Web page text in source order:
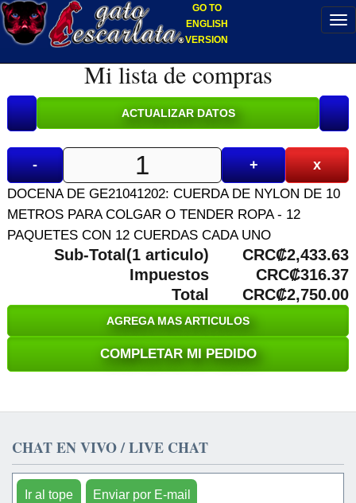
GO TO
ENGLISH
VERSION
Mi lista de compras
- + x
DOCENA DE GE21041202: CUERDA DE NYLON DE 10
METROS PARA COLGAR O TENDER ROPA - 12
PAQUETES CON 12 CUERDAS CADA UNO
Sub-Total(1 articulo)
CRC₡2,433.63
Impuestos
CRC₡316.37
Total
CRC₡2,750.00
AGREGA MAS ARTICULOS
COMPLETAR MI PEDIDO
CHAT EN VIVO / LIVE CHAT
Ir al tope Enviar por E-mail